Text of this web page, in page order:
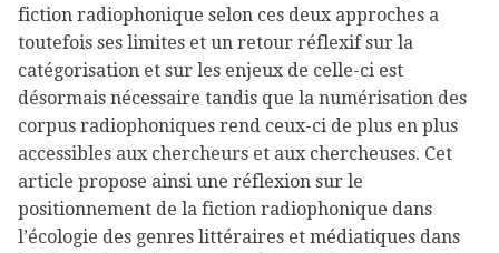
fiction radiophonique selon ces deux approches a
toutefois ses limites et un retour réflexif sur la
catégorisation et sur les enjeux de celle-ci est
désormais nécessaire tandis que la numérisation des
corpus radiophoniques rend ceux-ci de plus en plus
accessibles aux chercheurs et aux chercheuses. Cet
article propose ainsi une réflexion sur le
positionnement de la fiction radiophonique dans
l’écologie des genres littéraires et médiatiques dans